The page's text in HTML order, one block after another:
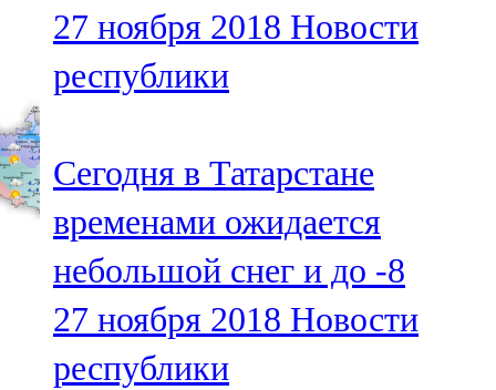
27 ноября 2018 Новости
республики
Сегодня в Татарстане
временами ожидается
небольшой снег и до -8
27 ноября 2018 Новости
республики